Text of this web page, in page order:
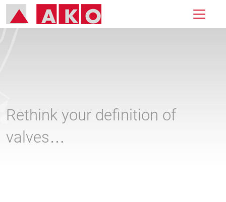
Rethink your definition of
valves…